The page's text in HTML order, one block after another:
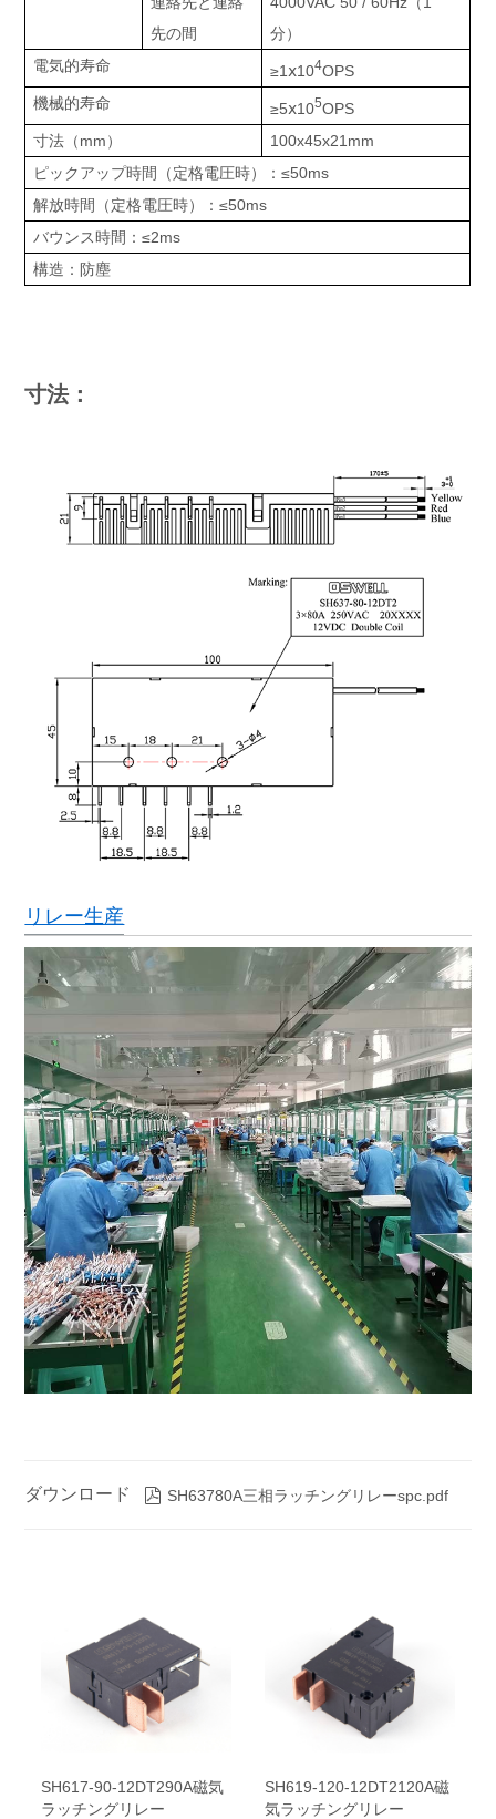
先の間
分）
電気的寿命
≥1ⅹ104OPS
機械的寿命
≥5ⅹ105OPS
寸法（mm）
100x45x21mm
ピックアップ時間（定格電圧時）：≤50ms
解放時間（定格電圧時）：≤50ms
バウンス時間：≤2ms
構造：防塵
寸法：
リレー生産
ダウンロード  SH63780A三相ラッチングリレーspc.pdf
SH617-90-12DT290A磁気
ラッチングリレー
SH619-120-12DT2120A磁
気ラッチングリレー